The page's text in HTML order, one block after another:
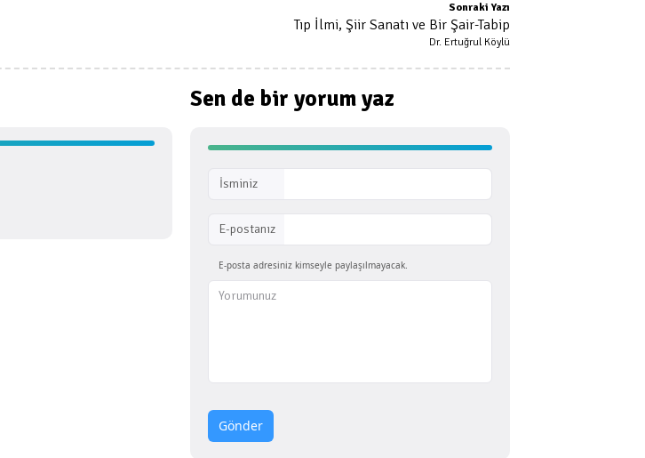
Sonraki Yazı
Tıp İlmi, Şiir Sanatı ve Bir Şair-Tabip
Dr. Ertuğrul Köylü
Sen de bir yorum yaz
İsminiz
E-postanız
E-posta adresiniz kimseyle paylaşılmayacak.
Gönder